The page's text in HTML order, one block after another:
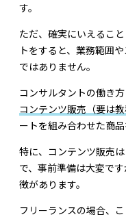
す。
ただ、確実にいえるこ
トをすると、業務範囲
ではありません。
コンサルタントの働き
コンテンツ販売（要は教
ートを組み合わせた商
特に、コンテンツ販売
で、事前準備は大変で
徴があります。
フリーランスの場合、